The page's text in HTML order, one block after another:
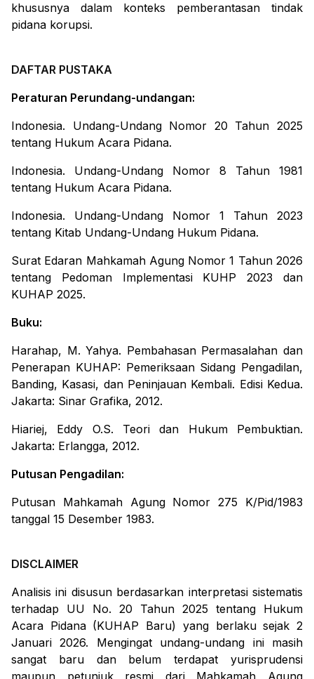
khususnya dalam konteks pemberantasan tindak
pidana korupsi.
DAFTAR PUSTAKA
Peraturan Perundang-undangan:
Indonesia. Undang-Undang Nomor 20 Tahun 2025
tentang Hukum Acara Pidana.
Indonesia. Undang-Undang Nomor 8 Tahun 1981
tentang Hukum Acara Pidana.
Indonesia. Undang-Undang Nomor 1 Tahun 2023
tentang Kitab Undang-Undang Hukum Pidana.
Surat Edaran Mahkamah Agung Nomor 1 Tahun 2026
tentang Pedoman Implementasi KUHP 2023 dan
KUHAP 2025.
Buku:
Harahap, M. Yahya. Pembahasan Permasalahan dan
Penerapan KUHAP: Pemeriksaan Sidang Pengadilan,
Banding, Kasasi, dan Peninjauan Kembali. Edisi Kedua.
Jakarta: Sinar Grafika, 2012.
Hiariej, Eddy O.S. Teori dan Hukum Pembuktian.
Jakarta: Erlangga, 2012.
Putusan Pengadilan:
Putusan Mahkamah Agung Nomor 275 K/Pid/1983
tanggal 15 Desember 1983.
DISCLAIMER
Analisis ini disusun berdasarkan interpretasi sistematis
terhadap UU No. 20 Tahun 2025 tentang Hukum
Acara Pidana (KUHAP Baru) yang berlaku sejak 2
Januari 2026. Mengingat undang-undang ini masih
sangat baru dan belum terdapat yurisprudensi